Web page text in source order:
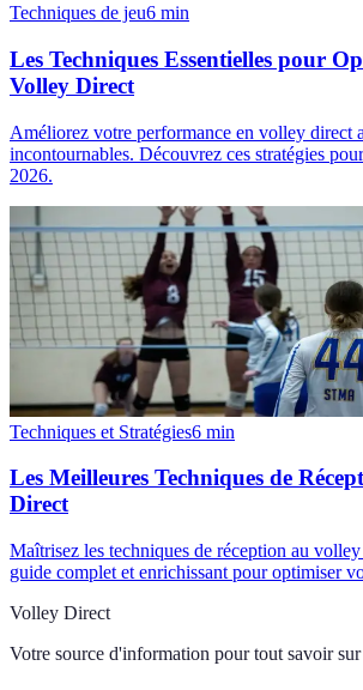
Techniques de jeu6 min
Les Techniques Essentielles pour
Volley Direct
Améliorez votre performance en volley direct
incontournables. Découvrez ces stratégies
2026.
Techniques et Stratégies6 min
Les Meilleures Techniques de
Direct
Maîtrisez les techniques de réception au
guide complet et enrichissant pour optimiser
Volley Direct
Votre source d'information pour tout savoir sur